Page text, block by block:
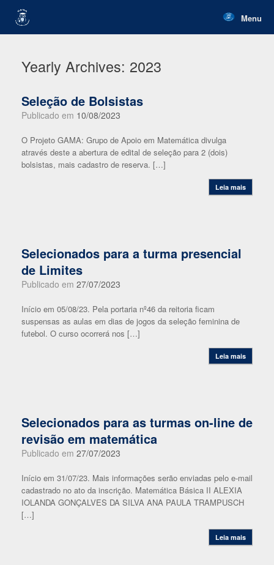
content
Menu
Yearly Archives: 2023
Seleção de Bolsistas
Publicado em 10/08/2023
O Projeto GAMA: Grupo de Apoio em Matemática divulga
através deste a abertura de edital de seleção para 2 (dois)
bolsistas, mais cadastro de reserva. […]
Leia mais
Selecionados para a turma presencial
de Limites
Publicado em 27/07/2023
Início em 05/08/23. Pela portaria nº46 da reitoria ficam
suspensas as aulas em dias de jogos da seleção feminina de
futebol. O curso ocorrerá nos […]
Leia mais
Selecionados para as turmas on-line de
revisão em matemática
Publicado em 27/07/2023
Início em 31/07/23. Mais informações serão enviadas pelo e-mail
cadastrado no ato da inscrição. Matemática Básica II ALEXIA
IOLANDA GONÇALVES DA SILVA ANA PAULA TRAMPUSCH
[…]
Leia mais